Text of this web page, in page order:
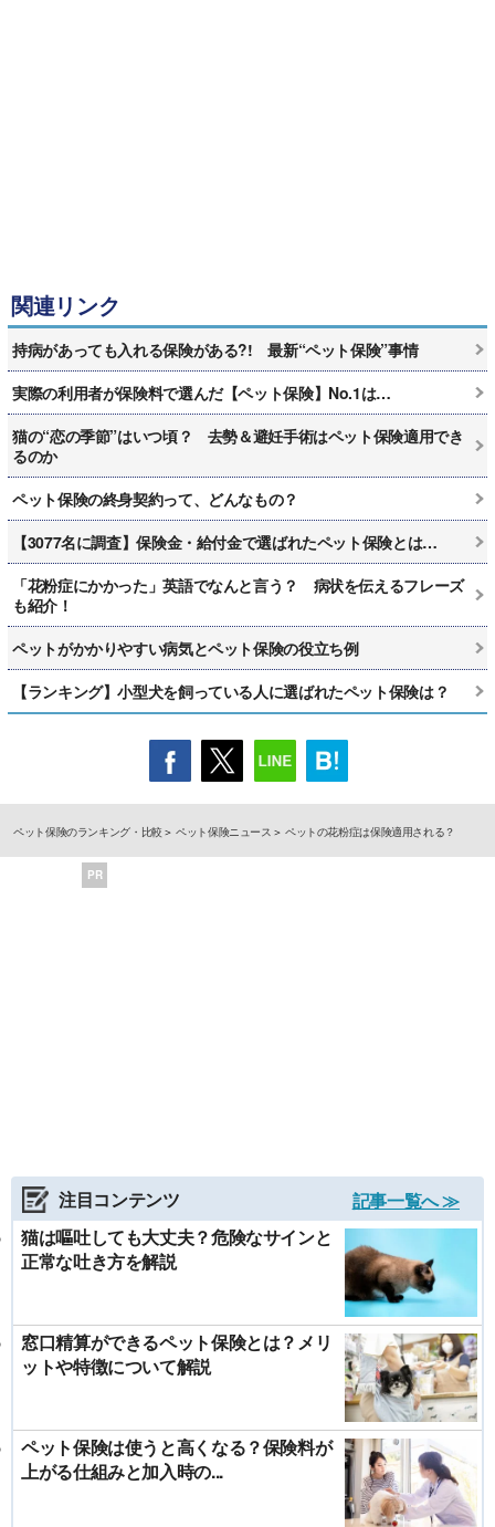
関連リンク
持病があっても入れる保険がある?! 最新“ペット保険”事情
実際の利用者が保険料で選んだ【ペット保険】No.1は…
猫の“恋の季節”はいつ頃？ 去勢＆避妊手術はペット保険適用でき
るのか
ペット保険の終身契約って、どんなもの？
【3077名に調査】保険金・給付金で選ばれたペット保険とは…
「花粉症にかかった」英語でなんと言う？ 病状を伝えるフレーズ
も紹介！
ペットがかかりやすい病気とペット保険の役立ち例
【ランキング】小型犬を飼っている人に選ばれたペット保険は？
ペット保険のランキング・比較 ペット保険ニュース ペットの花粉症は保険適用される？
PR
注目コンテンツ
記事一覧へ ≫
猫は嘔吐しても大丈夫？危険なサインと
正常な吐き方を解説
窓口精算ができるペット保険とは？メリ
ットや特徴について解説
ペット保険は使うと高くなる？保険料が
上がる仕組みと加入時の...